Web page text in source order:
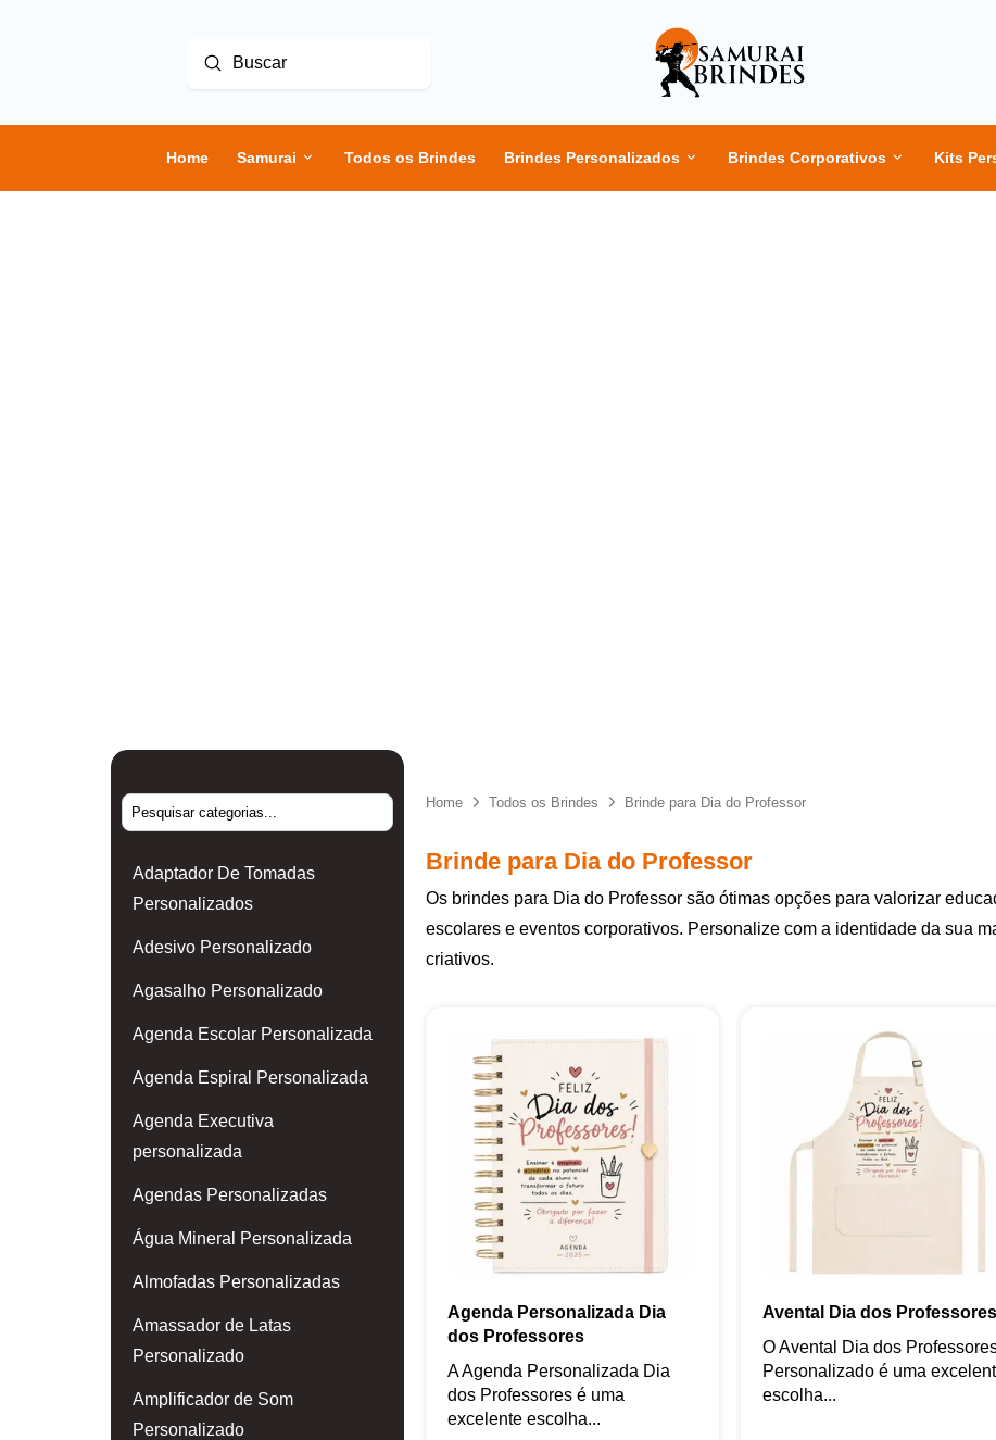
Buscar
Enviar
Home Samurai Todos os Brindes Brindes Personalizados Brindes Corporativos Kits
Adaptador De Tomadas
Personalizados
Adesivo Personalizado
Agasalho Personalizado
Agenda Escolar Personalizada
Agenda Espiral Personalizada
Agenda Executiva
personalizada
Agendas Personalizadas
Água Mineral Personalizada
Almofadas Personalizadas
Amassador de Latas
Personalizado
Amplificador de Som
Personalizado
Home Todos os Brindes Brinde para Dia do Professor
Brinde para Dia do Professor
Os brindes para Dia do Professor são ótimas opções para valorizar
escolares e eventos corporativos. Personalize com a identidade da sua
criativos.
Agenda Personalizada Dia
dos Professores
A Agenda Personalizada Dia
dos Professores é uma
excelente escolha...
Avental Dia dos Professores
O Avental Dia dos
Personalizado é uma
escolha...